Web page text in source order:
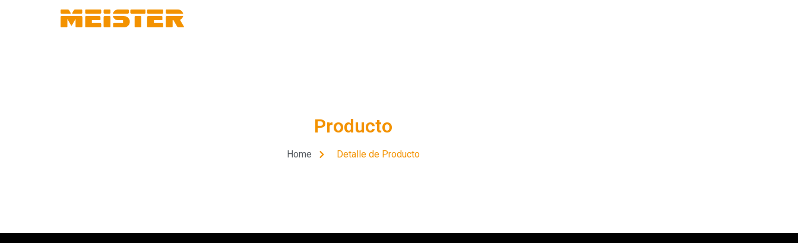
Producto
Home Detalle de Producto